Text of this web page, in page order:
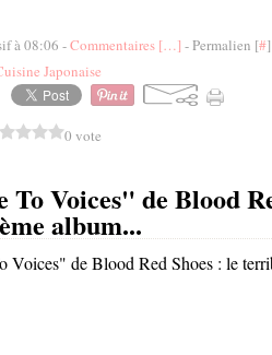
à 08:06 -Commentaires […] - Permalien [#]
Japonaise
0 vote
Voices" de Blood
album...